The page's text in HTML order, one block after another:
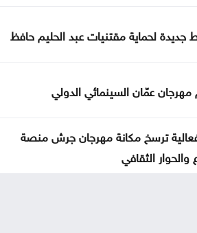
جديدة لحماية مقتنيات عبد الحليم حافظ
مهرجان عمّان السينمائي الدولي
فعالية ترسخ مكانة مهرجان جرش منصة
والحوار الثقافي